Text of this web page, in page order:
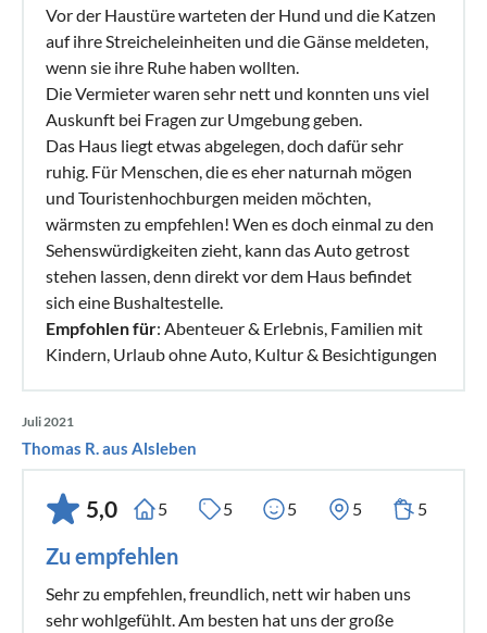
Vor der Haustüre warteten der Hund und die Katzen
auf ihre Streicheleinheiten und die Gänse meldeten,
wenn sie ihre Ruhe haben wollten.
Die Vermieter waren sehr nett und konnten uns viel
Auskunft bei Fragen zur Umgebung geben.
Das Haus liegt etwas abgelegen, doch dafür sehr
ruhig. Für Menschen, die es eher naturnah mögen
und Touristenhochburgen meiden möchten,
wärmsten zu empfehlen! Wen es doch einmal zu den
Sehenswürdigkeiten zieht, kann das Auto getrost
stehen lassen, denn direkt vor dem Haus befindet
sich eine Bushaltestelle.
Empfohlen für: Abenteuer & Erlebnis, Familien mit
Kindern, Urlaub ohne Auto, Kultur & Besichtigungen
Juli 2021
Thomas R. aus Alsleben
5,0 5 5 5 5 5
Zu empfehlen
Sehr zu empfehlen, freundlich, nett wir haben uns
sehr wohlgefühlt. Am besten hat uns der große